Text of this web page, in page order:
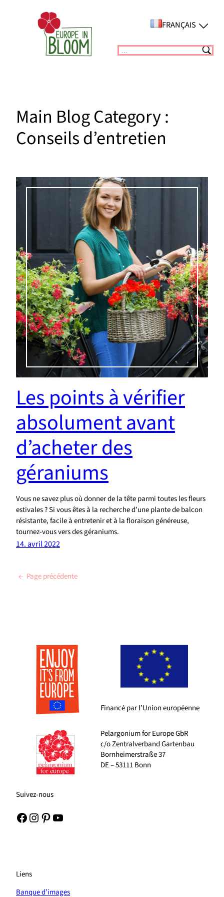
FRANÇAIS
Suchen
Main Blog Category :
Conseils d’entretien
Les points à vérifier
absolument avant
d’acheter des
géraniums
Vous ne savez plus où donner de la tête parmi toutes les fleurs
estivales ? Si vous êtes à la recherche d’une plante de balcon
résistante, facile à entretenir et à la floraison généreuse,
tournez-vous vers des géraniums.
14. avril 2022
← Page précédente
Financé par l’Union européenne
Pelargonium for Europe GbR
c/o Zentralverband Gartenbau
Bornheimerstraße 37
DE – 53111 Bonn
Suivez-nous
Facebook Instagram Pinterest YouTube
Liens
Banque d’images